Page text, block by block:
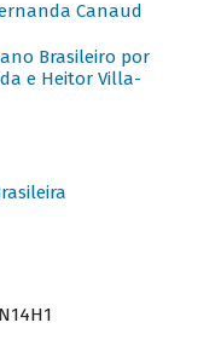
Canaud
Brasileiro por
e Heitor Villa-